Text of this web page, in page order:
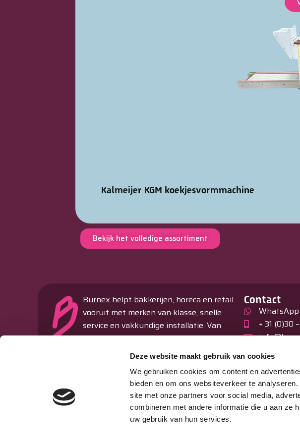
Deze website maakt gebruik van cookies
We gebruiken cookies om content en
bieden en om ons websiteverkeer te
site met onze partners voor social media,
combineren met andere informatie die u aan ze
uw gebruik van hun services.
Kalmeijer KGM koekjesvormmachine
Bekijk het volledige assortiment
Burnex helpt bakkerijen, horeca en retail
vooruit met merken van klasse, snelle
service en vakkundige installatie. Van
ovens en koeltechniek tot machines en
verkoopautomaten – alles onder één
Passie & Performance sinds 1977
Storing melden
Contact
+ 31 (0)30